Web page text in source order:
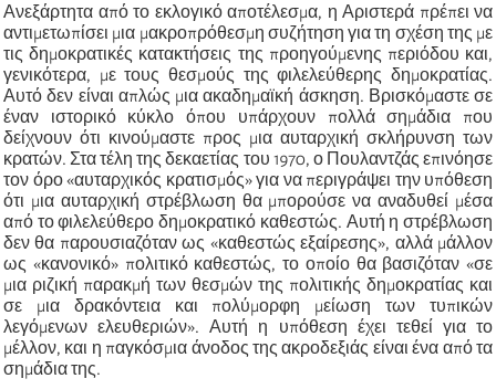
Ανεξάρτητα από το εκλογικό αποτέλεσμα, η Αριστερά πρέπει να
αντιμετωπίσει μια μακροπρόθεσμη συζήτηση για τη σχέση της με
τις δημοκρατικές κατακτήσεις της προηγούμενης περιόδου και,
γενικότερα, με τους θεσμούς της φιλελεύθερης δημοκρατίας.
Αυτό δεν είναι απλώς μια ακαδημαϊκή άσκηση. Βρισκόμαστε σε
έναν ιστορικό κύκλο όπου υπάρχουν πολλά σημάδια που
δείχνουν ότι κινούμαστε προς μια αυταρχική σκλήρυνση των
κρατών. Στα τέλη της δεκαετίας του 1970, ο Πουλαντζάς επινόησε
τον όρο «αυταρχικός κρατισμός» για να περιγράψει την υπόθεση
ότι μια αυταρχική στρέβλωση θα μπορούσε να αναδυθεί μέσα
από το φιλελεύθερο δημοκρατικό καθεστώς. Αυτή η στρέβλωση
δεν θα παρουσιαζόταν ως «καθεστώς εξαίρεσης», αλλά μάλλον
ως «κανονικό» πολιτικό καθεστώς, το οποίο θα βασιζόταν «σε
μια ριζική παρακμή των θεσμών της πολιτικής δημοκρατίας και
σε μια δρακόντεια και πολύμορφη μείωση των τυπικών
λεγόμενων ελευθεριών». Αυτή η υπόθεση έχει τεθεί για το
μέλλον, και η παγκόσμια άνοδος της ακροδεξιάς είναι ένα από τα
σημάδια της.